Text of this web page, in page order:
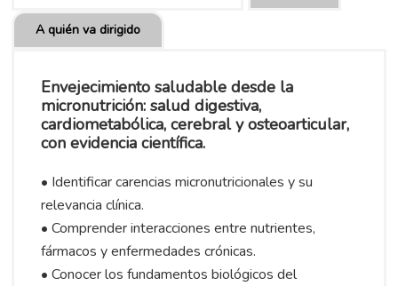
A quién va dirigido
Envejecimiento saludable desde la
micronutrición: salud digestiva,
cardiometabólica, cerebral y osteoarticular,
con evidencia científica.
• Identificar carencias micronutricionales y su
relevancia clínica.
• Comprender interacciones entre nutrientes,
fármacos y enfermedades crónicas.
• Conocer los fundamentos biológicos del